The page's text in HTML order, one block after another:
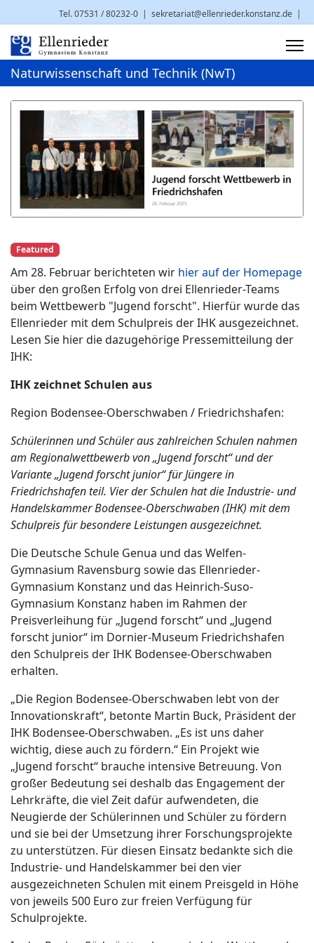
Tel. 07531 / 80232-0 | sekretariat@ellenrieder.konstanz.de |
Brauneggerstr. 29 | 78462 Konstanz
Naturwissenschaft und Technik (NwT)
Featured
Am 28. Februar berichteten wir hier auf der Homepage
über den großen Erfolg von drei Ellenrieder-Teams
beim Wettbewerb "Jugend forscht". Hierfür wurde das
Ellenrieder mit dem Schulpreis der IHK ausgezeichnet.
Lesen Sie hier die dazugehörige Pressemitteilung der
IHK:
IHK zeichnet Schulen aus
Region Bodensee-Oberschwaben / Friedrichshafen:
Schülerinnen und Schüler aus zahlreichen Schulen nahmen
am Regionalwettbewerb von „Jugend forscht“ und der
Variante „Jugend forscht junior“ für Jüngere in
Friedrichshafen teil. Vier der Schulen hat die Industrie- und
Handelskammer Bodensee-Oberschwaben (IHK) mit dem
Schulpreis für besondere Leistungen ausgezeichnet.
Die Deutsche Schule Genua und das Welfen-
Gymnasium Ravensburg sowie das Ellenrieder-
Gymnasium Konstanz und das Heinrich-Suso-
Gymnasium Konstanz haben im Rahmen der
Preisverleihung für „Jugend forscht“ und „Jugend
forscht junior“ im Dornier-Museum Friedrichshafen
den Schulpreis der IHK Bodensee-Oberschwaben
erhalten.
„Die Region Bodensee-Oberschwaben lebt von der
Innovationskraft“, betonte Martin Buck, Präsident der
IHK Bodensee-Oberschwaben. „Es ist uns daher
wichtig, diese auch zu fördern.“ Ein Projekt wie
„Jugend forscht“ brauche intensive Betreuung. Von
großer Bedeutung sei deshalb das Engagement der
Lehrkräfte, die viel Zeit dafür aufwendeten, die
Neugierde der Schülerinnen und Schüler zu fördern
und sie bei der Umsetzung ihrer Forschungsprojekte
zu unterstützen. Für diesen Einsatz bedankte sich die
Industrie- und Handelskammer bei den vier
ausgezeichneten Schulen mit einem Preisgeld in Höhe
von jeweils 500 Euro zur freien Verfügung für
Schulprojekte.